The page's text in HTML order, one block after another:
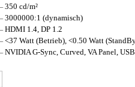
350 cd/m²
3000000:1 (dynamisch)
HDMI 1.4, DP 1.2
<37 Watt (Betrieb), <0.50 Watt
NVIDIA G-Sync, Curved, VA Panel,